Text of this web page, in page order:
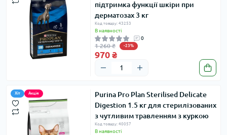
підтримка функції шкіри при
дерматозах 3 кг
Код товару: 43253
В наявності
0
1 260 ₴ -23%
970 ₴
Хіт Акція
Purina Pro Plan Sterilised Delicate
Digestion 1.5 кг для стерилізованих
з чутливим травленням з куркою
Код товару: 40057
В наявності